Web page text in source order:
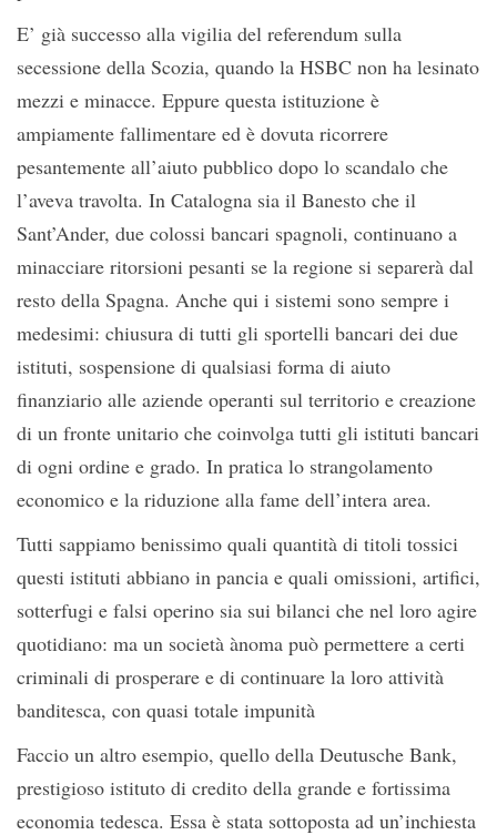
E’ già successo alla vigilia del referendum sulla
secessione della Scozia, quando la HSBC non ha lesinato
mezzi e minacce. Eppure questa istituzione è
ampiamente fallimentare ed è dovuta ricorrere
pesantemente all’aiuto pubblico dopo lo scandalo che
l’aveva travolta. In Catalogna sia il Banesto che il
Sant’Ander, due colossi bancari spagnoli, continuano a
minacciare ritorsioni pesanti se la regione si separerà dal
resto della Spagna. Anche qui i sistemi sono sempre i
medesimi: chiusura di tutti gli sportelli bancari dei due
istituti, sospensione di qualsiasi forma di aiuto
finanziario alle aziende operanti sul territorio e creazione
di un fronte unitario che coinvolga tutti gli istituti bancari
di ogni ordine e grado. In pratica lo strangolamento
economico e la riduzione alla fame dell’intera area.
Tutti sappiamo benissimo quali quantità di titoli tossici
questi istituti abbiano in pancia e quali omissioni, artifici,
sotterfugi e falsi operino sia sui bilanci che nel loro agire
quotidiano: ma un società ànoma può permettere a certi
criminali di prosperare e di continuare la loro attività
banditesca, con quasi totale impunità
Faccio un altro esempio, quello della Deutusche Bank,
prestigioso istituto di credito della grande e fortissima
economia tedesca. Essa è stata sottoposta ad un’inchiesta